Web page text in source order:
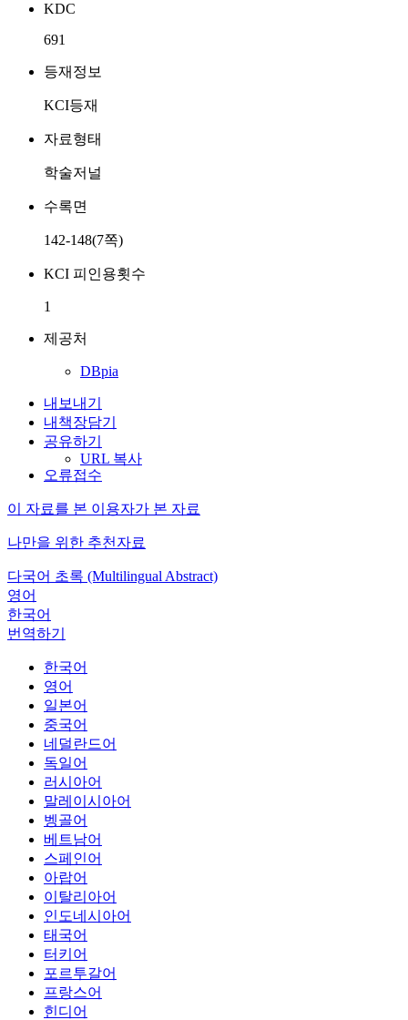
KDC
691
등재정보
KCI등재
자료형태
학술저널
수록면
142-148(7쪽)
KCI 피인용횟수
1
제공처
DBpia
내보내기
내책장담기
공유하기
URL 복사
오류접수
이 자료를 본 이용자가 본 자료
나만을 위한 추천자료
다국어 초록 (Multilingual Abstract)
영어
한국어
번역하기
한국어
영어
일본어
중국어
네덜란드어
독일어
러시아어
말레이시아어
벵골어
베트남어
스페인어
아랍어
이탈리아어
인도네시아어
태국어
터키어
포르투갈어
프랑스어
힌디어